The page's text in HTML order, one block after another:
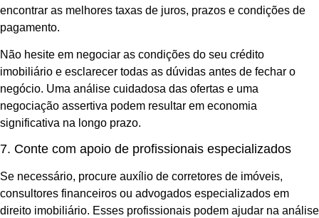
encontrar as melhores taxas de juros, prazos e condições de
pagamento.
Não hesite em negociar as condições do seu crédito
imobiliário e esclarecer todas as dúvidas antes de fechar o
negócio. Uma análise cuidadosa das ofertas e uma
negociação assertiva podem resultar em economia
significativa na longo prazo.
7. Conte com apoio de profissionais especializados
Se necessário, procure auxílio de corretores de imóveis,
consultores financeiros ou advogados especializados em
direito imobiliário. Esses profissionais podem ajudar na análise